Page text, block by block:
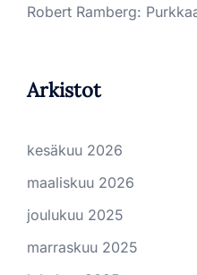
Robert Ramberg:
Arkistot
kesäkuu 2026
maaliskuu 2026
joulukuu 2025
marraskuu 2025